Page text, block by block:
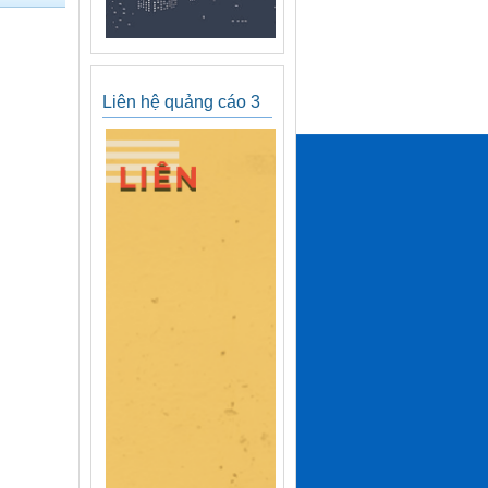
Liên hệ quảng cáo 3